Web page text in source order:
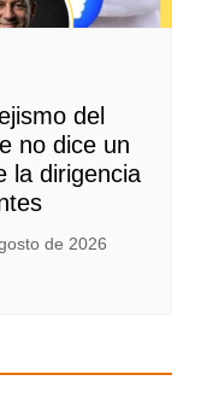
del
no dice un
la dirigencia
de 2026